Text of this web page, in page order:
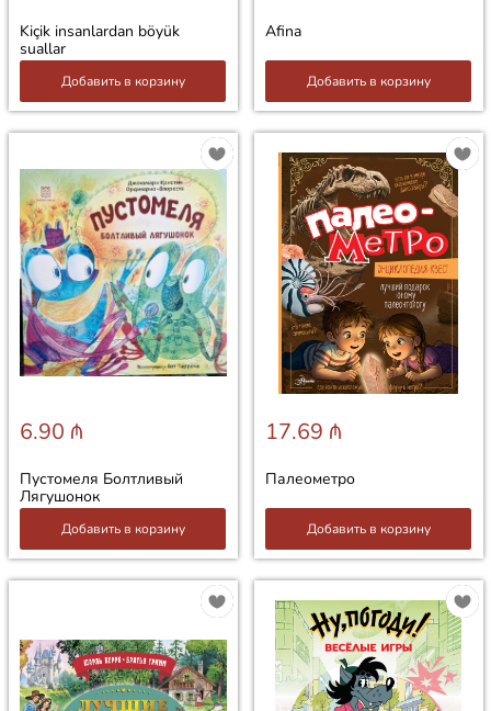
Kiçik insanlardan böyük
suallar
Добавить в корзину
Afina
Добавить в корзину
6.90 ₼
Пустомеля Болтливый
Лягушонок
Добавить в корзину
17.69 ₼
Палеометро
Добавить в корзину